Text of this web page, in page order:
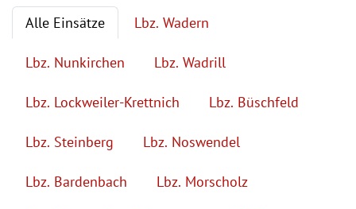
Alle Einsätze Lbz. Wadern
Lbz. Nunkirchen Lbz. Wadrill
Lbz. Lockweiler-Krettnich Lbz. Büschfeld
Lbz. Steinberg Lbz. Noswendel
Lbz. Bardenbach Lbz. Morscholz